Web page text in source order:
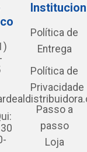
Política de
Entrega
Política de
Privacidade
Passo a
passo
Loja